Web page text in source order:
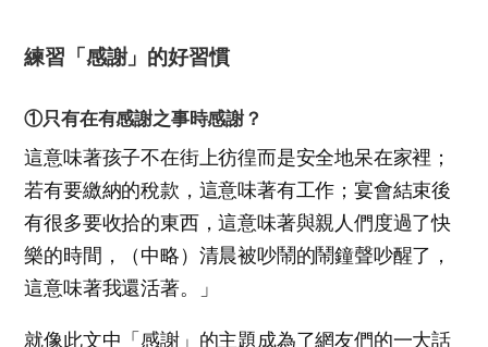
練習「感謝」的好習慣
①只有在有感謝之事時感謝？
這意味著孩子不在街上彷徨而是安全地呆在家裡；
若有要繳納的稅款，這意味著有工作；宴會結束後
有很多要收拾的東西，這意味著與親人們度過了快
樂的時間，（中略）清晨被吵鬧的鬧鐘聲吵醒了，
這意味著我還活著。」
就像此文中「感謝」的主題成為了網友們的一大話